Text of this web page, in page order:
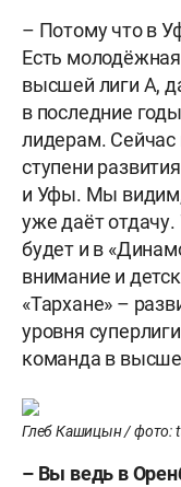
– Потому что в
Есть
высшей лиги А,
в последние
лидерам. Сейчас
ступени
и Уфы. Мы видим,
уже даёт
будет и в
внимание и
«Тархане» –
уровня
команда в
Глеб Кашицын / фото:
– Вы ведь в